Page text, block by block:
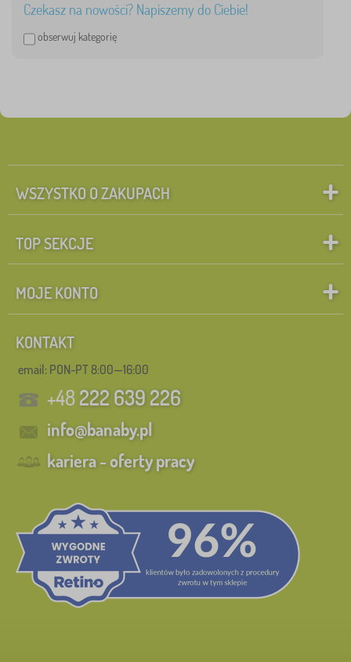
Czekasz na nowości? Napiszemy do Ciebie!
obserwuj kategorię
WSZYSTKO O ZAKUPACH
TOP SEKCJE
MOJE KONTO
KONTAKT
email: PON-PT 8:00—16:00
+48222 639 226
info@banaby.pl
kariera - oferty pracy